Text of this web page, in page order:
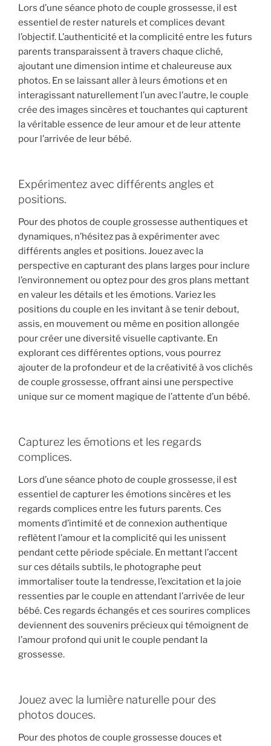
Lors d’une séance photo de couple grossesse, il est
essentiel de rester naturels et complices devant
l’objectif. L’authenticité et la complicité entre les futurs
parents transparaissent à travers chaque cliché,
ajoutant une dimension intime et chaleureuse aux
photos. En se laissant aller à leurs émotions et en
interagissant naturellement l’un avec l’autre, le couple
crée des images sincères et touchantes qui capturent
la véritable essence de leur amour et de leur attente
pour l’arrivée de leur bébé.
Expérimentez avec différents angles et
positions.
Pour des photos de couple grossesse authentiques et
dynamiques, n’hésitez pas à expérimenter avec
différents angles et positions. Jouez avec la
perspective en capturant des plans larges pour inclure
l’environnement ou optez pour des gros plans mettant
en valeur les détails et les émotions. Variez les
positions du couple en les invitant à se tenir debout,
assis, en mouvement ou même en position allongée
pour créer une diversité visuelle captivante. En
explorant ces différentes options, vous pourrez
ajouter de la profondeur et de la créativité à vos clichés
de couple grossesse, offrant ainsi une perspective
unique sur ce moment magique de l’attente d’un bébé.
Capturez les émotions et les regards
complices.
Lors d’une séance photo de couple grossesse, il est
essentiel de capturer les émotions sincères et les
regards complices entre les futurs parents. Ces
moments d’intimité et de connexion authentique
reflètent l’amour et la complicité qui les unissent
pendant cette période spéciale. En mettant l’accent
sur ces détails subtils, le photographe peut
immortaliser toute la tendresse, l’excitation et la joie
ressenties par le couple en attendant l’arrivée de leur
bébé. Ces regards échangés et ces sourires complices
deviennent des souvenirs précieux qui témoignent de
l’amour profond qui unit le couple pendant la
grossesse.
Jouez avec la lumière naturelle pour des
photos douces.
Pour des photos de couple grossesse douces et